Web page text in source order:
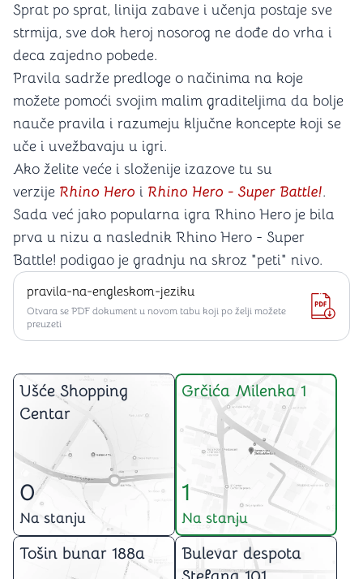
Sprat po sprat, linija zabave i učenja postaje sve
strmija, sve dok heroj nosorog ne dođe do vrha i
deca zajedno pobede.
Pravila sadrže predloge o načinima na koje
možete pomoći svojim malim graditeljima da bolje
nauče pravila i razumeju ključne koncepte koji se
uče i uvežbavaju u igri.
Ako želite veće i složenije izazove tu su
verzije Rhino Hero i Rhino Hero - Super Battle!.
Sada već jako popularna igra Rhino Hero je bila
prva u nizu a naslednik Rhino Hero - Super
Battle! podigao je gradnju na skroz "peti" nivo.
pravila-na-engleskom-jeziku
Otvara se PDF dokument u novom tabu koji po želji možete
preuzeti
Ušće Shopping
Centar
0
Na stanju
Grčića Milenka 1
1
Na stanju
Tošin bunar 188a
Bulevar despota